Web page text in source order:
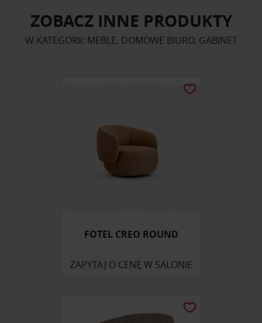
ZOBACZ INNE PRODUKTY
W KATEGORII: MEBLE, DOMOWE BIURO, GABINET
FOTEL CREO ROUND
ZAPYTAJ O CENĘ W SALONIE